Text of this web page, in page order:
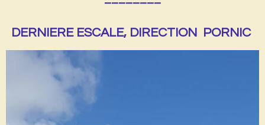
DERNIERE ESCALE, DIRECTION PORNIC